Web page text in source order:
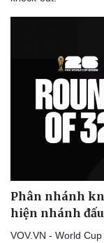
Doanh nghiệp
Thông tin doanh
Doanh nghiệp 24h
Doanh nhân
Vì cộng đồng
Phân nhánh
hiện nhánh
VOV.VN - World